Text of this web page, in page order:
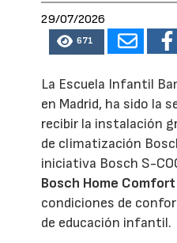
29/07/2026
671
La Escuela Infantil
en Madrid, ha sido la
recibir la instalación
de climatización
iniciativa Bosch S-
Bosch Home Comfort
condiciones de
de educación infantil.